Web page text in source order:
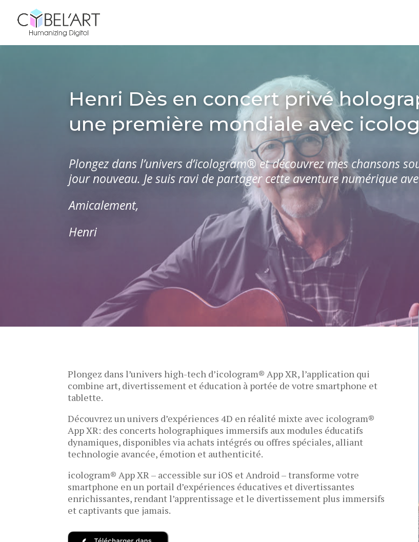
Henri Dès en concert privé
une première mondiale avec
Plongez dans l’univers d’icologram® et découvrez mes chansons
jour nouveau. Je suis ravi de partager cette aventure numérique
Amicalement,
Henri
Plongez dans l’univers high-tech d’icologram® App XR, l’application qui
combine art, divertissement et éducation à portée de votre smartphone et
tablette.
Découvrez un univers d’expériences 4D en réalité mixte avec icologram®
App XR: des concerts holographiques immersifs aux modules éducatifs
dynamiques, disponibles via achats intégrés ou offres spéciales, alliant
technologie avancée, émotion et authenticité.
icologram® App XR – accessible sur iOS et Android – transforme votre
smartphone en un portail d’expériences éducatives et divertissantes
enrichissantes, rendant l’apprentissage et le divertissement plus immersifs
et captivants que jamais.